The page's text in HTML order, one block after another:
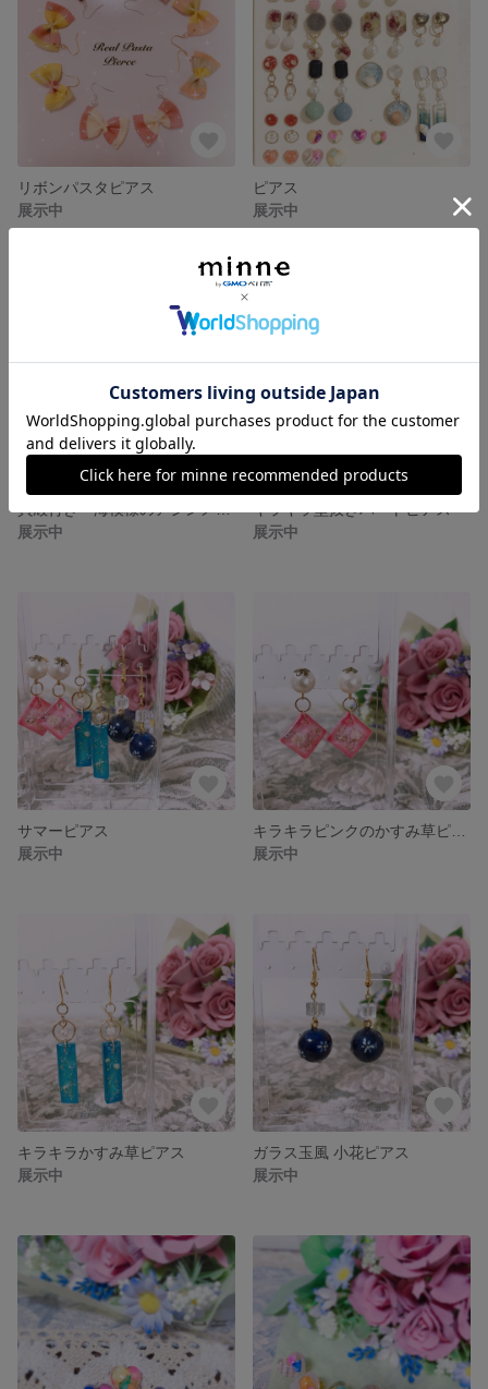
リボンパスタピアス
展示中
ピアス
展示中
貝殻付き 海模様のアシンメトリーピアス
展示中
キラキラ型抜きハートピアス
展示中
サマーピアス
展示中
展示中
キラキラかすみ草ピアス
展示中
ガラス玉風 小花ピアス
展示中